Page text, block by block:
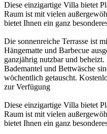
Diese einzigartige Villa bietet
Raum ist mit vielen
bietet Ihnen ein ganz
Die sonnenreiche Terrasse ist
Hängematte und Barbecue
ganzjährig nutzbar und
Bademantel und Bettwäsche
wöchentlich getauscht.
zur Verfügung
Diese einzigartige Villa bietet
Raum ist mit vielen
bietet Ihnen ein ganz